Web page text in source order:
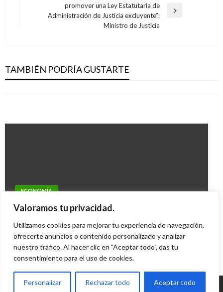
Valoramos tu privacidad.
Utilizamos cookies para mejorar tu experiencia de navegación,
ofrecerte anuncios o contenido personalizado y analizar
nuestro tráfico. Al hacer clic en "Aceptar todo", das tu
consentimiento para el uso de cookies.
Personalizar Rechazar todo Aceptar todo
Entrada
promover una Ley Estatutaria de
Administración de Justicia excluyente”:
Ministro de Justicia
TAMBIÉN PODRÍA GUSTARTE
financiamiento con subastas de TES para 2020
Iván Briceño sábado enero 11, 2020
para 2019
Propuesta de IVA a la leche y sus derivados
ECONOMÍA
TGI distribuirá más de $516 mil millones en
Iván Briceño jueves noviembre 6, 2014